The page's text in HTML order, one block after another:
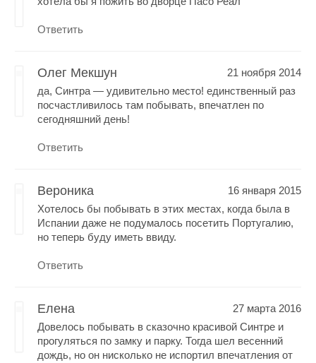
Ответить
Олег Мекшун
21 ноября 2014
да, Синтра — удивительно место! единственный раз
посчастливилось там побывать, впечатлен по
сегодняшний день!
Ответить
Вероника
16 января 2015
Хотелось бы побывать в этих местах, когда была в
Испании даже не подумалось посетить Португалию,
но теперь буду иметь ввиду.
Ответить
Елена
27 марта 2016
Довелось побывать в сказочно красивой Синтре и
прогуляться по замку и парку. Тогда шел весенний
дождь, но он нисколько не испортил впечатления от